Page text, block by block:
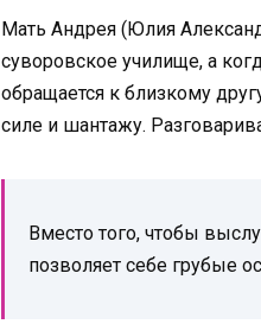
Мать Андрея (Юлия
суворовское училище, а
обращается к близкому
силе и шантажу.
Вместо того, чтобы
позволяет себе грубые